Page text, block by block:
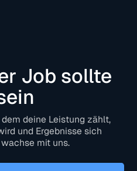
Job sollte
deine Leistung zählt,
und Ergebnisse sich
wachse mit uns.